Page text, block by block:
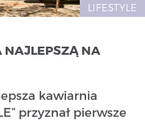
LIFESTYLE
NAJLEPSZĄ NA
kawiarnia
przyznał pierwsze